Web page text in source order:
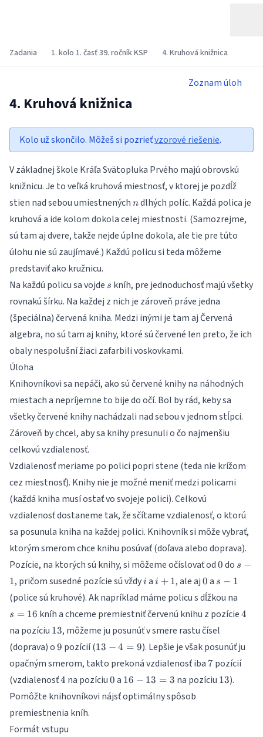
Zadania 1. kolo 1. časť 39. ročník KSP 4. Kruhová knižnica
Zoznam úloh
4. Kruhová knižnica
Kolo už skončilo. Môžeš si pozrieťvzorové riešenie.
V základnej škole Kráľa Svätopluka Prvého majú obrovskú
knižnicu. Je to veľká kruhová miestnosť, v ktorej je pozdĺž
stien nad sebou umiestnených n
ndlhých políc. Každá polica je
kruhová a ide kolom dokola celej miestnosti. (Samozrejme,
sú tam aj dvere, takže nejde úplne dokola, ale tie pre túto
úlohu nie sú zaujímavé.) Každú policu si teda môžeme
predstaviť ako kružnicu.
Na každú policu sa vojde s
s kníh, pre jednoduchosť majú všetky
rovnakú šírku. Na každej z nich je zároveň práve jedna
(špeciálna) červená kniha. Medzi inými je tam aj Červená
algebra, no sú tam aj knihy, ktoré sú červené len preto, že ich
obaly nespolušní žiaci zafarbili voskovkami.
Úloha
Knihovníkovi sa nepáči, ako sú červené knihy na náhodných
miestach a nepríjemne to bije do očí. Bol by rád, keby sa
všetky červené knihy nachádzali nad sebou v jednom stĺpci.
Zároveň by chcel, aby sa knihy presunuli o čo najmenšiu
celkovú vzdialenosť.
Vzdialenosť meriame po polici popri stene (teda nie krížom
cez miestnosť). Knihy nie je možné meniť medzi policami
(každá kniha musí ostať vo svojeje polici). Celkovú
vzdialenosť dostaneme tak, že sčítame vzdialenosť, o ktorú
sa posunula kniha na každej polici. Knihovník si môže vybrať,
ktorým smerom chce knihu posúvať (doľava alebo doprava).
Pozície, na ktorých sú knihy, si môžeme očíslovať od 0
0 do s-
s −
1, pričom susedné pozície sú vždyi
i a i+1
i + 1, ale aj0
0 a s-
s − 1
(police sú kruhové). Ak napríklad máme policu s dĺžkou na
s = 16 kníh a chceme premiestniť červenú knihu z pozície4
4
na pozíciu 13
13, môžeme ju posunúť v smere rastu čísel
(doprava) o 9
9 pozícií (13-
13 − 4 = 9). Lepšie je však posunúť ju
opačným smerom, takto prekoná vzdialenosť iba 7
7 pozícií
(vzdialenosť4
4 na pozíciu 0
0 a 16-
16 − 13 = 3 na pozíciu 13
13).
Pomôžte knihovníkovi nájsť optimálny spôsob
premiestnenia kníh.
Formát vstupu